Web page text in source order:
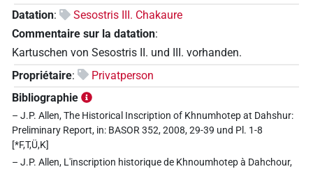
Datation:
Sesostris III. Chakaure
Commentaire sur la datation:
Kartuschen von Sesostris II. und III. vorhanden.
Propriétaire:
Privatperson
Bibliographie
– J.P. Allen, The Historical Inscription of Khnumhotep at Dahshur:
Preliminary Report, in: BASOR 352, 2008, 29-39 und Pl. 1-8
[*F,T,Ü,K]
– J.P. Allen, L'inscription historique de Khnoumhotep à Dahchour,